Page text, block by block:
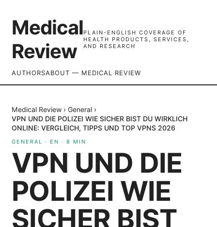
Medical
Review
PLAIN-ENGLISH COVERAGE OF
HEALTH PRODUCTS, SERVICES,
AND RESEARCH
AUTHORSABOUT — MEDICAL REVIEW
Medical Review › General ›
VPN UND DIE POLIZEI WIE SICHER BIST DU WIRKLICH
ONLINE: VERGLEICH, TIPPS UND TOP VPNS 2026
GENERAL · EN · 8 MIN
VPN UND DIE
POLIZEI WIE
SICHER BIST